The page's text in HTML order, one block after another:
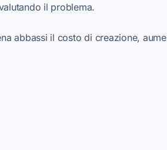
il problema.
abbassi il costo di creazione,